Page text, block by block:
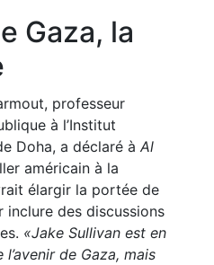
Gaza, la
professeur
à l’Institut
Doha, a déclaré à Al
américain à la
élargir la portée de
inclure des discussions
«Jake Sullivan est en
de Gaza, mais